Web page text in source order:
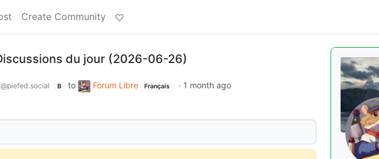
Create Community
du jour (2026-06-26)
@piefed.social B to Forum Libre Français · 1 month ago